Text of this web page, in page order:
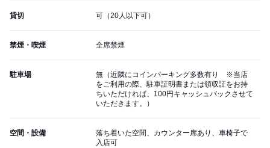
貸切 可（20人以下可）
禁煙・喫煙 全席禁煙
駐車場
無（近隣にコインパーキング多数有り ※当店
をご利用の際、駐車証明書または領収証をお持
ちいただければ、100円キャッシュバックさせて
いただきます。）
空間・設備
落ち着いた空間、カウンター席あり、車椅子で
入店可